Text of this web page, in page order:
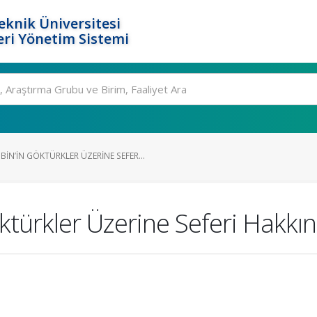
Üniversitesi
Yönetim Sistemi
GÖKTÜRKLER ÜZERINE SEFER...
Üzerine Seferi